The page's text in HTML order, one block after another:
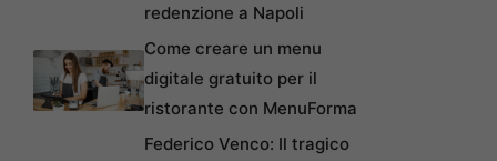
redenzione a Napoli
Come creare un menu
digitale gratuito per il
ristorante con MenuForma
Federico Venco: Il tragico